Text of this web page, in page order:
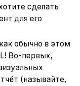
сделать
для его
обычно в этом
Во-первых,
(называйте,